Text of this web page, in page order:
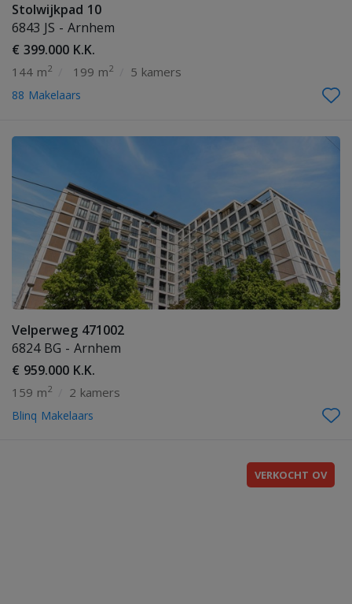
Stolwijkpad 10
6843 JS - Arnhem
€ 399.000 K.K.
144 m2 199 m2 5 kamers
88 Makelaars
Velperweg 471002
6824 BG - Arnhem
€ 959.000 K.K.
159 m 2 2 kamers
Blinq Makelaars
VERKOCHT OV